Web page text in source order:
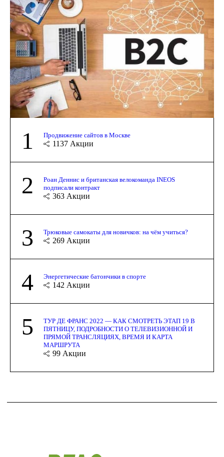
1 Продвижение сайтов в Москве
1137 Акции
2
Роан Деннис и британская велокоманда INEOS
подписали контракт
363 Акции
3 Трюковые самокаты для новичков: на чём учиться?
269 Акции
4 Энергетические батончики в спорте
142 Акции
5
ТУР ДЕ ФРАНС 2022 — КАК СМОТРЕТЬ ЭТАП 19 В
ПЯТНИЦУ, ПОДРОБНОСТИ О ТЕЛЕВИЗИОННОЙ И
ПРЯМОЙ ТРАНСЛЯЦИЯХ, ВРЕМЯ И КАРТА
МАРШРУТА
99 Акции